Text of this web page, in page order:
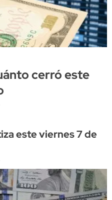
cerró este
este viernes 7 de